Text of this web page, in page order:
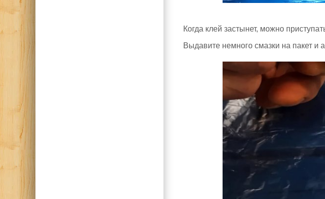
Когда клей застынет, можно
Выдавите немного смазки на пакет и